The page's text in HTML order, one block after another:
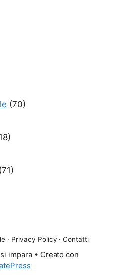
(70)
(71)
· Privacy Policy · Contatti
impara • Creato con